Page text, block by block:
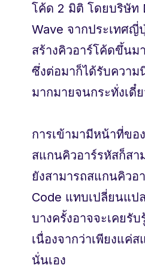
โค้ด 2 มิติ โดยบริษัท
Wave จากประเทศญี่
สร้างคิวอาร์โค้ดขึ้นม
ซึ่งต่อมาก็ได้รับความ
มากมายจนกระทั่งเดี๋
การเข้ามามีหน้าที่ขอ
สแกนคิวอาร์รหัสก็สา
ยังสามารถสแกนคิวอ
Code แทบเปลี่ยนแป
บางครั้งอาจจะเคยรั
เนื่องจากว่าเพียงแค่
นั่นเอง